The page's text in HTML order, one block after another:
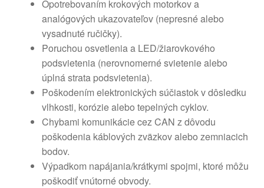
Opotrebovaním krokových motorkov a
analógových ukazovateľov (nepresné alebo
vysadnuté ručičky).
Poruchou osvetlenia a LED/žiarovkového
podsvietenia (nerovnomerné svietenie alebo
úplná strata podsvietenia).
Poškodením elektronických súčiastok v dôsledku
vlhkosti, korózie alebo tepelných cyklov.
Chybami komunikácie cez CAN z dôvodu
poškodenia káblových zväzkov alebo zemniacich
bodov.
Výpadkom napájania/krátkymi spojmi, ktoré môžu
poškodiť vnútorné obvody.